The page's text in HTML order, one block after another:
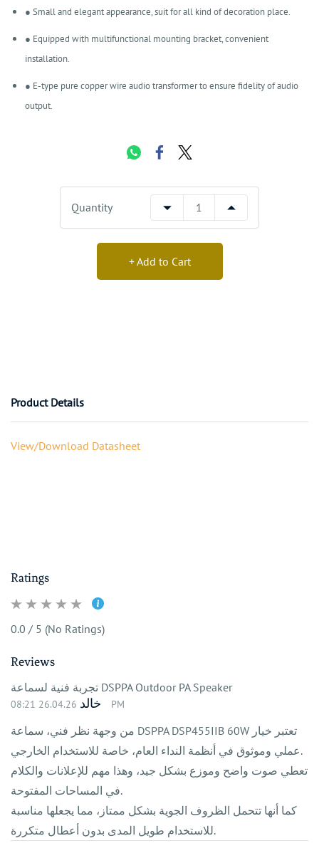
● Small and elegant appearance, suit for all kind of decoration place.
● Equipped with multifunctional mounting bracket, convenient
installation.
● E-type pure copper wire audio transformer to ensure fidelity of audio
output.
Quantity
+ Add to Cart
Product Details
View/Download Datasheet
Ratings
0.0 / 5 (No Ratings)
Reviews
تجربة فنية لسماعة DSPPA Outdoor PA Speaker
خالد 26.04.26 08:21 PM
من وجهة نظر فني، سماعة DSPPA DSP455IIB 60W تعتبر خيار
عملي وموثوق في أنظمة النداء العام، خاصة للاستخدام الخارجي.
تعطي صوت واضح وموزع بشكل جيد، وهذا مهم للإعلانات والكلام
في المساحات المفتوحة.
كما أنها تتحمل الظروف الجوية بشكل ممتاز، مما يجعلها مناسبة
للاستخدام طويل المدى بدون أعطال متكررة.